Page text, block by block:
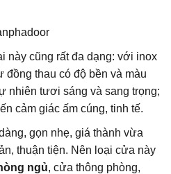
này cũng rất đa dạng: với inox
đồng thau có độ bền và màu
nhiên tươi sáng và sang trọng;
cảm giác ấm cúng, tinh tế.
gọn nhẹ, giá thành vừa
thuận tiện. Nên loại cửa này
ngủ, cửa thông phòng,